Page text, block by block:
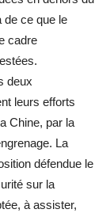
de ce que le
cadre
deux
leurs efforts
Chine, par la
La
défendue le
sur la
à assister,